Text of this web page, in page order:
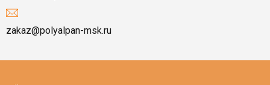
zakaz@polyalpan-msk.ru